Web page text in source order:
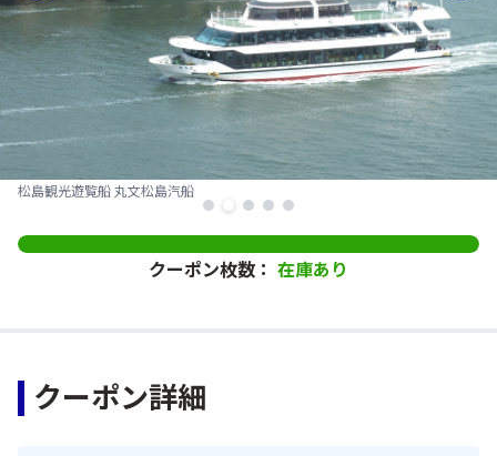
松島観光遊覧船 丸文松島汽船
クーポン枚数： 在庫あり
クーポン詳細